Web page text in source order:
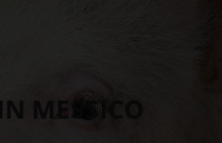
MESSICO